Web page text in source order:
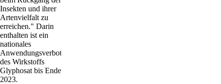
Insekten und ihrer
Artenvielfalt zu
erreichen." Darin
enthalten ist ein
nationales
Anwendungsverbot
des Wirkstoffs
Glyphosat bis Ende
2023.